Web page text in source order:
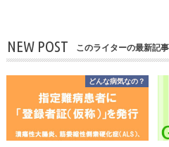
NEW POST このライターの最新記事
どんな病気なの？